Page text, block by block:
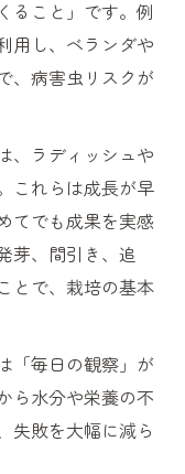
ること」です。例
用し、ベランダや
、病害虫リスクが
、ラディッシュや
これらは成長が早
てでも成果を実感
芽、間引き、追
とで、栽培の基本
「毎日の観察」が
ら水分や栄養の不
失敗を大幅に減ら